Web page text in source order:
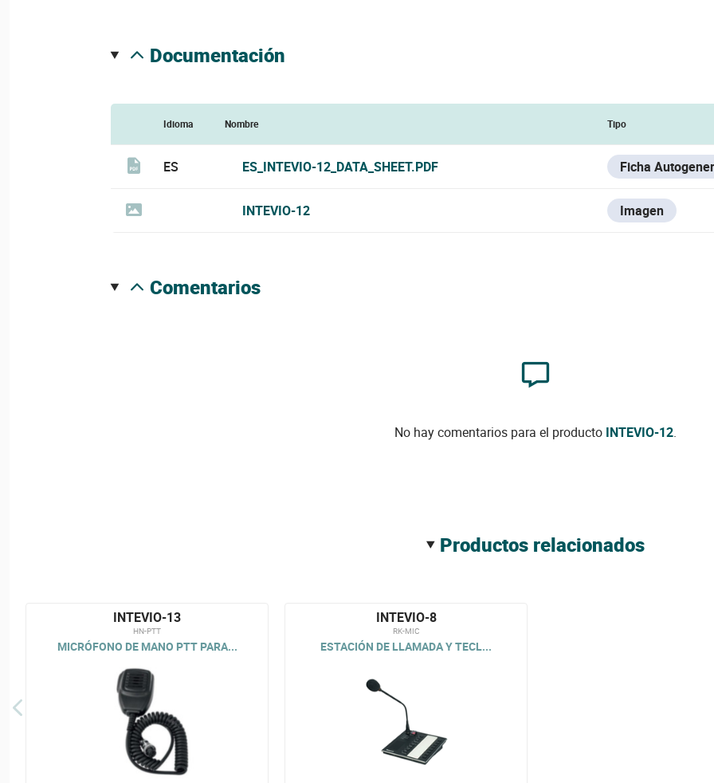
documentación
Idioma Nombre Tipo
ES ES_INTEVIO-12_DATA_SHEET.PDF Ficha
INTEVIO-12 Imagen
comentarios
No hay comentarios para el producto INTEVIO-12.
productos relacionados
INTEVIO-13
HN-PTT
MICRÓFONO DE MANO PTT PARA...
INTEVIO-8
RK-MIC
ESTACIÓN DE LLAMADA Y TECL...